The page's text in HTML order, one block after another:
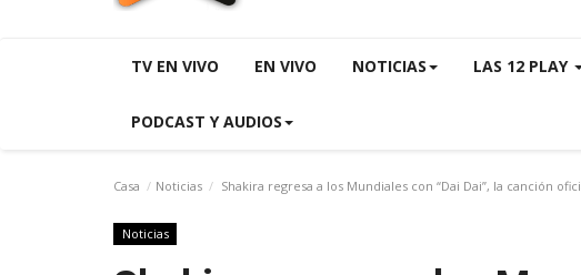
TV EN VIVO EN VIVO NOTICIAS LAS 12 PLAY
PODCAST Y AUDIOS
Casa Noticias Shakira regresa a los Mundiales con “Dai Dai”, la canción
Noticias